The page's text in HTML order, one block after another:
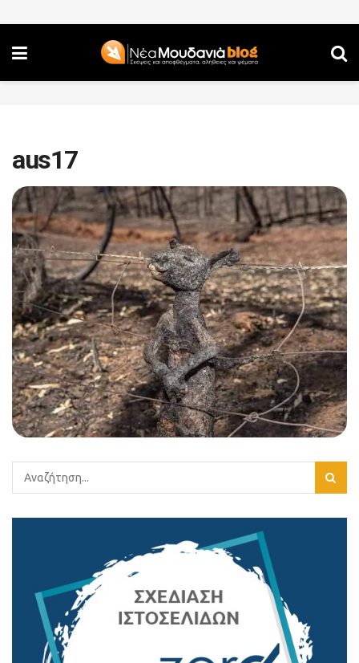
aus17